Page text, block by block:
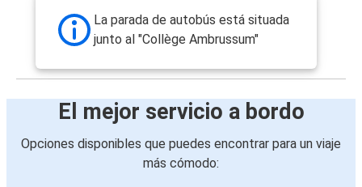
La parada de autobús está situada
junto al "Collège Ambrussum"
El mejor servicio a bordo
Opciones disponibles que puedes encontrar para un viaje
más cómodo: